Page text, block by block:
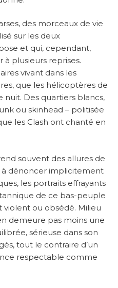
des morceaux de vie
sur les deux
et qui, cependant,
à plusieurs reprises.
vivant dans les
que les hélicoptères de
Des quartiers blancs,
ou skinhead – politisée
les Clash ont chanté en
souvent des allures de
dénoncer implicitement
les portraits effrayants
de ce bas-peuple
violent ou obsédé. Milieu
demeure pas moins une
sérieuse dans son
tout le contraire d’un
respectable comme